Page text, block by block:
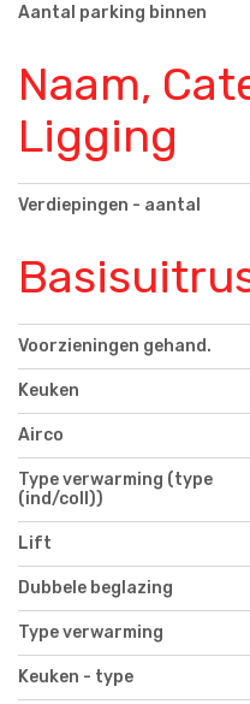
Aantal parking binnen
Naam,
Ligging
Verdiepingen - aantal
Voorzieningen gehand.
Keuken
Airco
Type verwarming (type
(ind/coll))
Lift
Dubbele beglazing
Type verwarming
Keuken - type